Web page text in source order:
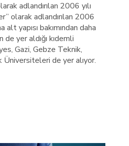
adlandırılan 2006 yılı
olarak adlandırılan 2006
yapısı bakımından daha
yer aldığı kıdemli
Gazi, Gebze Teknik,
de yer alıyor.